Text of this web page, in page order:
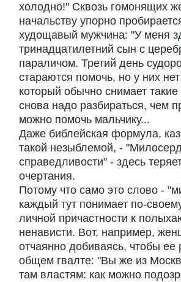
холодно!" Сквозь гомонящих
начальству упорно
худощавый мужчина: "У меня
тринадцатилетний сын с
параличом. Третий день
стараются помочь, но у них
который обычно снимает
снова надо разбираться, чем
можно помочь мальчику...
Даже библейская формула,
такой незыблемой, -
справедливости" - здесь
очертания.
Потому что само это слово -
каждый тут понимает по-
личной причастности к
ненависти. Вот, например,
отчаянно добиваясь, чтобы
общем гвалте: "Вы же из
там властям: как можно